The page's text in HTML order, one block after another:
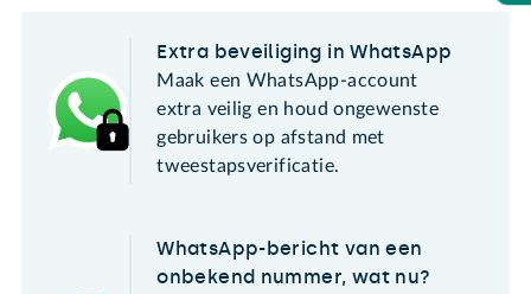
Extra beveiliging in WhatsApp
Maak een WhatsApp-account
extra veilig en houd ongewenste
gebruikers op afstand met
tweestapsverificatie.
WhatsApp-bericht van een
onbekend nummer, wat nu?